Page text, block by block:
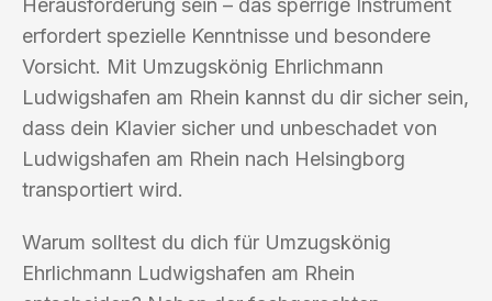
Herausforderung sein – das sperrige Instrument
erfordert spezielle Kenntnisse und besondere
Vorsicht. Mit Umzugskönig Ehrlichmann
Ludwigshafen am Rhein kannst du dir sicher sein,
dass dein Klavier sicher und unbeschadet von
Ludwigshafen am Rhein nach Helsingborg
transportiert wird.
Warum solltest du dich für Umzugskönig
Ehrlichmann Ludwigshafen am Rhein